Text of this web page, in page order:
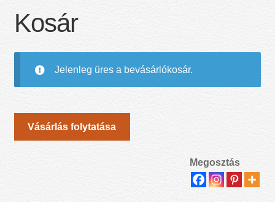
Kosár
Jelenleg üres a bevásárlókosár.
Vásárlás folytatása
Megosztás